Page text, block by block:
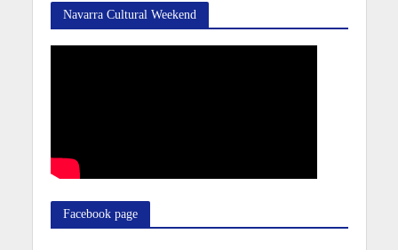
Navarra Cultural Weekend
Facebook page